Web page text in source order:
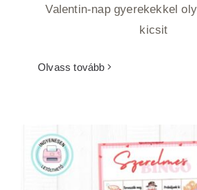
Valentin-nap gyerekekkel
kicsit
Olvass tovább